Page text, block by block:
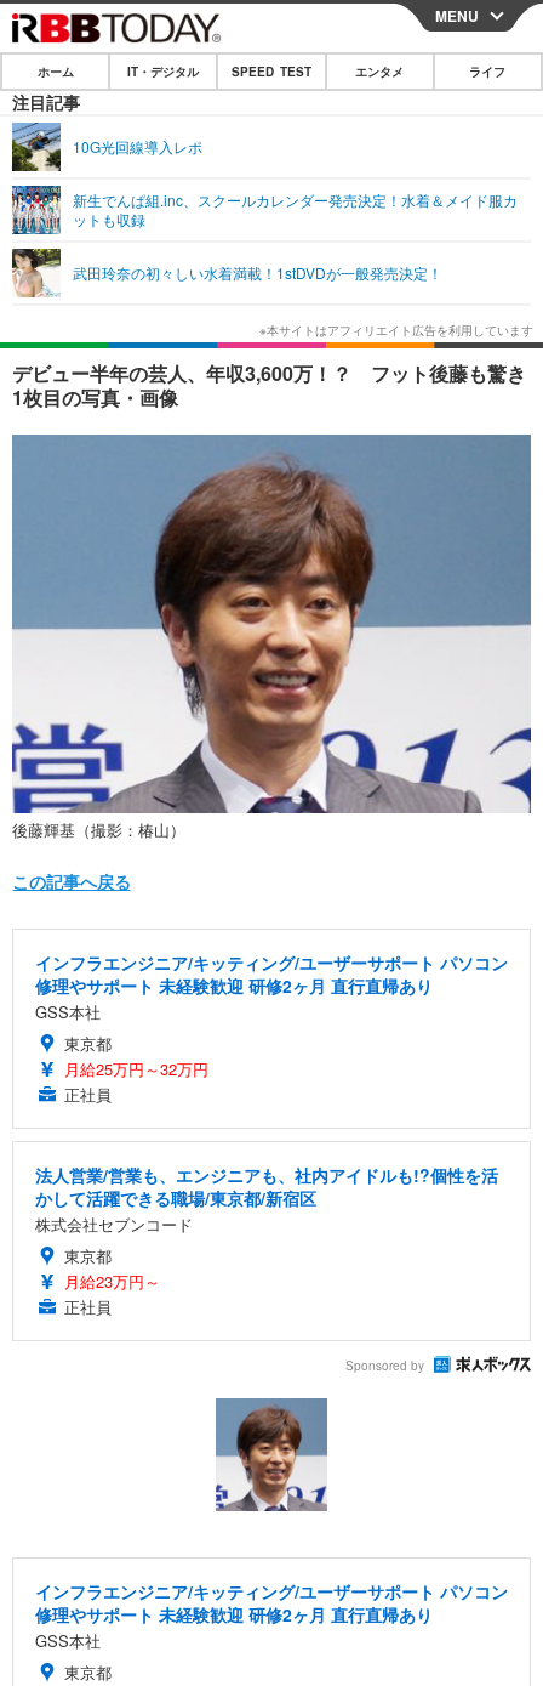
CLOSE
ホーム
IT・デジタル
ネタ
ショッピング その他
SPEED TEST
エンタメ
エンタメTOP 映画・ドラマ
韓国・芸能
音楽 スポーツ
ライフ
ライフTOP グルメ
ペット ショッピング
その他
リリース一覧
プッシュ通知の停止方法
MENU
ホーム IT・デジタル SPEED TEST エンタメ ライフ
注目記事
10G光回線導入レポ
新生でんぱ組.inc、スクールカレンダー発売決定！水着＆メイド服カ
ットも収録
武田玲奈の初々しい水着満載！1stDVDが一般発売決定！
デビュー半年の芸人、年収3,600万！？ フット後藤も驚き
1枚目の写真・画像
後藤輝基（撮影：椿山）
この記事へ戻る
インフラエンジニア/キッティング/ユーザーサポート パソコン
修理やサポート 未経験歓迎 研修2ヶ月 直行直帰あり
GSS本社
東京都
月給25万円～32万円
正社員
法人営業/営業も、エンジニアも、社内アイドルも!?個性を活
かして活躍できる職場/東京都/新宿区
株式会社セブンコード
東京都
月給23万円～
正社員
Sponsored by
インフラエンジニア/キッティング/ユーザーサポート パソコン
修理やサポート 未経験歓迎 研修2ヶ月 直行直帰あり
GSS本社
東京都